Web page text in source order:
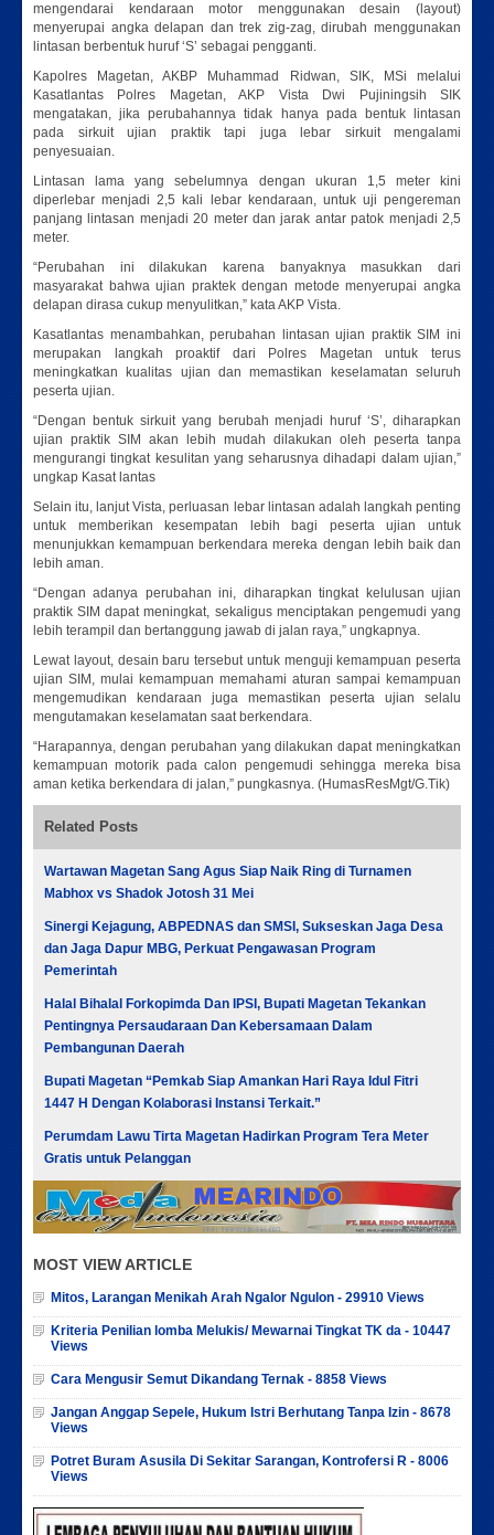
mengendarai kendaraan motor menggunakan desain (layout)
menyerupai angka delapan dan trek zig-zag, dirubah menggunakan
lintasan berbentuk huruf ‘S’ sebagai pengganti.
Kapolres Magetan, AKBP Muhammad Ridwan, SIK, MSi melalui
Kasatlantas Polres Magetan, AKP Vista Dwi Pujiningsih SIK
mengatakan, jika perubahannya tidak hanya pada bentuk lintasan
pada sirkuit ujian praktik tapi juga lebar sirkuit mengalami
penyesuaian.
Lintasan lama yang sebelumnya dengan ukuran 1,5 meter kini
diperlebar menjadi 2,5 kali lebar kendaraan, untuk uji pengereman
panjang lintasan menjadi 20 meter dan jarak antar patok menjadi 2,5
meter.
“Perubahan ini dilakukan karena banyaknya masukkan dari
masyarakat bahwa ujian praktek dengan metode menyerupai angka
delapan dirasa cukup menyulitkan,” kata AKP Vista.
Kasatlantas menambahkan, perubahan lintasan ujian praktik SIM ini
merupakan langkah proaktif dari Polres Magetan untuk terus
meningkatkan kualitas ujian dan memastikan keselamatan seluruh
peserta ujian.
“Dengan bentuk sirkuit yang berubah menjadi huruf ‘S’, diharapkan
ujian praktik SIM akan lebih mudah dilakukan oleh peserta tanpa
mengurangi tingkat kesulitan yang seharusnya dihadapi dalam ujian,”
ungkap Kasat lantas
Selain itu, lanjut Vista, perluasan lebar lintasan adalah langkah penting
untuk memberikan kesempatan lebih bagi peserta ujian untuk
menunjukkan kemampuan berkendara mereka dengan lebih baik dan
lebih aman.
“Dengan adanya perubahan ini, diharapkan tingkat kelulusan ujian
praktik SIM dapat meningkat, sekaligus menciptakan pengemudi yang
lebih terampil dan bertanggung jawab di jalan raya,” ungkapnya.
Lewat layout, desain baru tersebut untuk menguji kemampuan peserta
ujian SIM, mulai kemampuan memahami aturan sampai kemampuan
mengemudikan kendaraan juga memastikan peserta ujian selalu
mengutamakan keselamatan saat berkendara.
“Harapannya, dengan perubahan yang dilakukan dapat meningkatkan
kemampuan motorik pada calon pengemudi sehingga mereka bisa
aman ketika berkendara di jalan,” pungkasnya. (HumasResMgt/G.Tik)
Related Posts
Wartawan Magetan Sang Agus Siap Naik Ring di Turnamen
Mabhox vs Shadok Jotosh 31 Mei
Sinergi Kejagung, ABPEDNAS dan SMSI, Sukseskan Jaga Desa
dan Jaga Dapur MBG, Perkuat Pengawasan Program
Pemerintah
Halal Bihalal Forkopimda Dan IPSI, Bupati Magetan Tekankan
Pentingnya Persaudaraan Dan Kebersamaan Dalam
Pembangunan Daerah
Bupati Magetan “Pemkab Siap Amankan Hari Raya Idul Fitri
1447 H Dengan Kolaborasi Instansi Terkait.”
Perumdam Lawu Tirta Magetan Hadirkan Program Tera Meter
Gratis untuk Pelanggan
MOST VIEW ARTICLE
Mitos, Larangan Menikah Arah Ngalor Ngulon - 29910 Views
Kriteria Penilian lomba Melukis/ Mewarnai Tingkat TK da - 10447
Views
Cara Mengusir Semut Dikandang Ternak - 8858 Views
Jangan Anggap Sepele, Hukum Istri Berhutang Tanpa Izin - 8678
Views
Potret Buram Asusila Di Sekitar Sarangan, Kontrofersi R - 8006
Views